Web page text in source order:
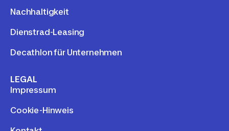
Nachhaltigkeit
Dienstrad-Leasing
Decathlon für Unternehmen
LEGAL
Impressum
Cookie-Hinweis